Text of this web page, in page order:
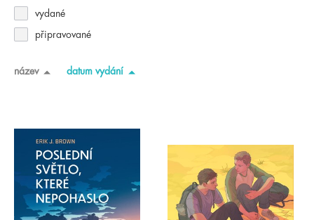
vydané
připravované
název datum vydání